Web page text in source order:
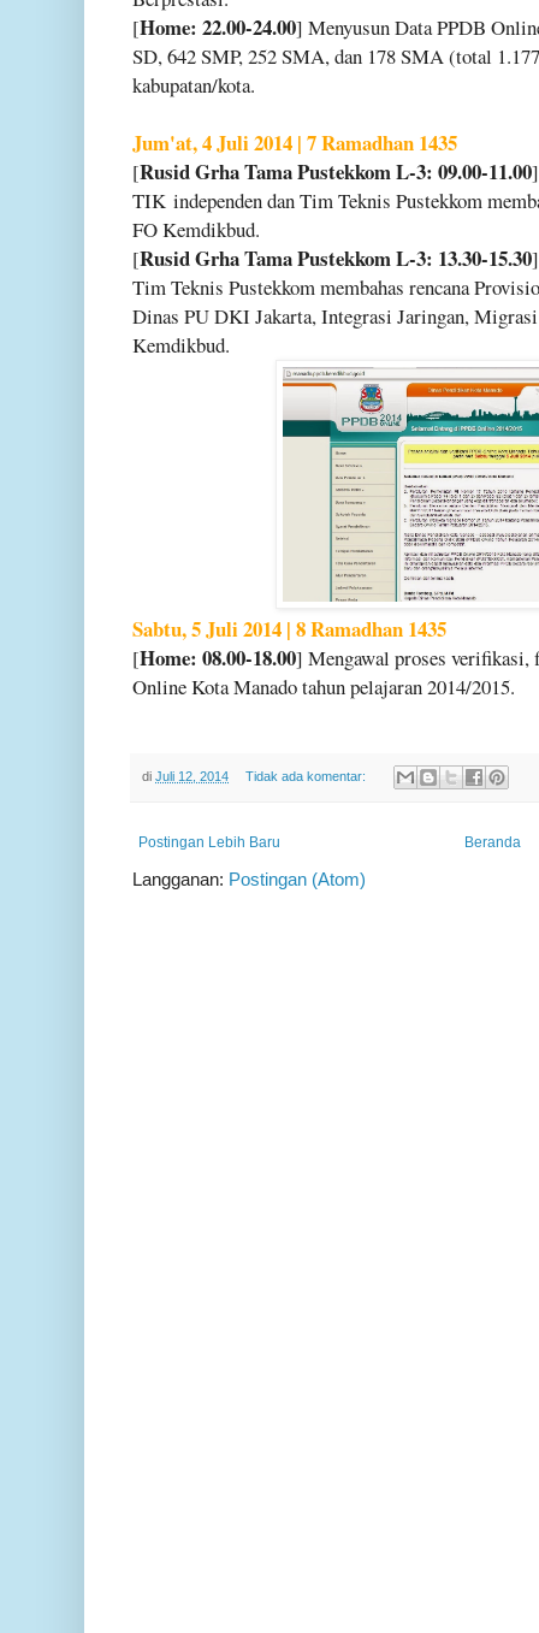
[Home: 22.00-24.00] Menyusun Data PPDB
SD, 642 SMP, 252 SMA, dan 178 SMA (total
kabupatan/kota.
Jum'at, 4 Juli 2014 | 7 Ramadhan 1435
[Rusid Grha Tama Pustekkom L-3: 09.00-11.00
TIK independen dan Tim Teknis Pustekkom
FO Kemdikbud.
[Rusid Grha Tama Pustekkom L-3: 13.30-15.30
Tim Teknis Pustekkom membahas rencana
Dinas PU DKI Jakarta, Integrasi Jaringan,
Kemdikbud.
Sabtu, 5 Juli 2014 | 8 Ramadhan 1435
[Home: 08.00-18.00] Mengawal proses
Online Kota Manado tahun pelajaran 2014/2015.
di Juli 12, 2014 Tidak ada komentar:
Postingan Lebih Baru Beranda
Langganan: Postingan (Atom)